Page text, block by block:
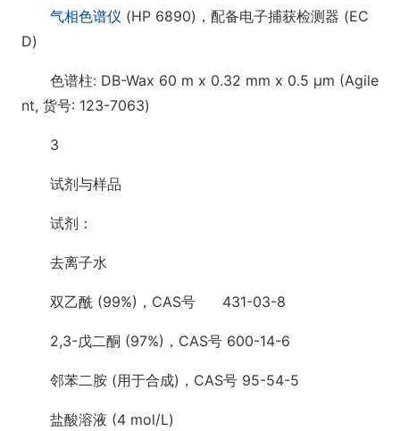
气相色谱仪 (HP 6890)，配备电子捕获检测器 (EC
D)
色谱柱: DB-Wax 60 m x 0.32 mm x 0.5 μm (Agile
nt, 货号: 123-7063)
3
试剂与样品
试剂：
去离子水
双乙酰 (99%)，CAS号 431-03-8
2,3-戊二酮 (97%)，CAS号 600-14-6
邻苯二胺 (用于合成)，CAS号 95-54-5
盐酸溶液 (4 mol/L)